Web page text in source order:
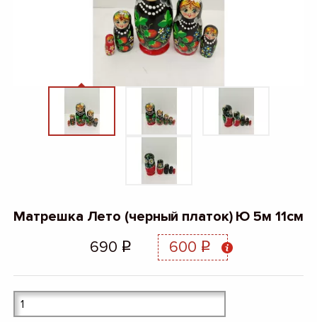
Матрешка Лето (черный платок) Ю 5м 11см
690 q 600 q